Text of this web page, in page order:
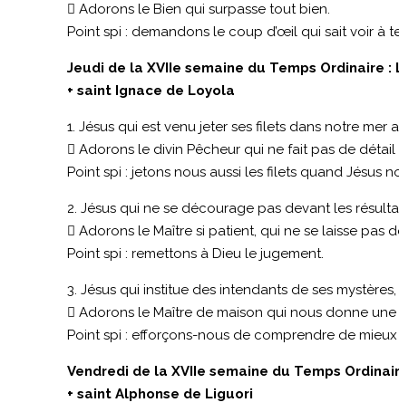
 Adorons le Bien qui surpasse tout bien.
Point spi : demandons le coup d’œil qui sait voir à
Jeudi de la XVIIe semaine du Temps Ordinaire
+ saint Ignace de Loyola
1. Jésus qui est venu jeter ses filets dans notre
 Adorons le divin Pêcheur qui ne fait pas de détail
Point spi : jetons nous aussi les filets quand Jésus
2. Jésus qui ne se décourage pas devant les
 Adorons le Maître si patient, qui ne se laisse pas
Point spi : remettons à Dieu le jugement.
3. Jésus qui institue des intendants de ses
 Adorons le Maître de maison qui nous donne
Point spi : efforçons-nous de comprendre de
Vendredi de la XVIIe semaine du Temps
+ saint Alphonse de Liguori